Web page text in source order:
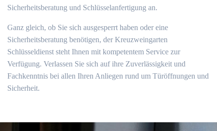
Sicherheitsberatung und Schlüsselanfertigung an.
Ganz gleich, ob Sie sich ausgesperrt haben oder eine
Sicherheitsberatung benötigen, der Kreuzweingarten
Schlüsseldienst steht Ihnen mit kompetentem Service zur
Verfügung.​ Verlassen Sie sich auf ihre Zuverlässigkeit und
Fachkenntnis bei allen Ihren Anliegen rund um Türöffnungen und
Sicherheit.​